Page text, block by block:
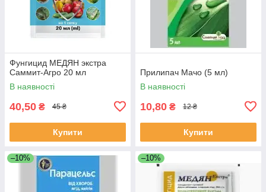
Фунгицид МЕДЯН экстра
Саммит-Агро 20 мл
В наявності
40,50 ₴ 45 ₴
Купити
Прилипач Мачо (5 мл)
В наявності
10,80 ₴ 12 ₴
Купити
–10% –10%